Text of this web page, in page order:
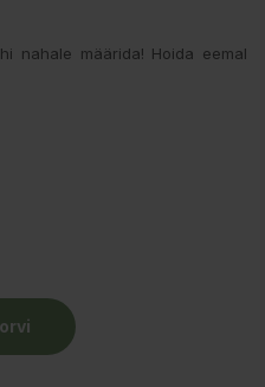
nahale määrida! Hoida eemal